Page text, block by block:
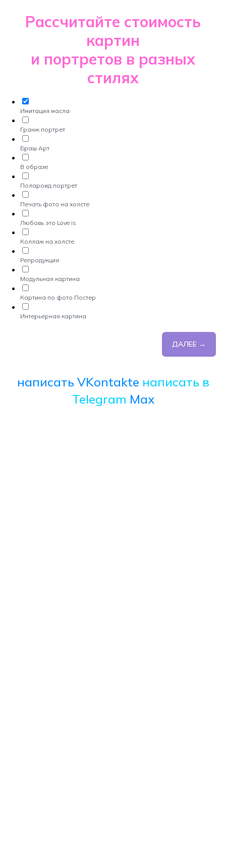
Рассчитайте стоимость
картин
и портретов в разных
стилях
Имитация масла
Гранж портрет
Браш Арт
В образе
Полароид портрет
Печать фото на холсте
Любовь это Love is
Коллаж на холсте
Репродукция
Модульная картина
Картина по фото Постер
Интерьерная картина
ДАЛЕЕ →
написать VKontakte написать в
Telegram Max